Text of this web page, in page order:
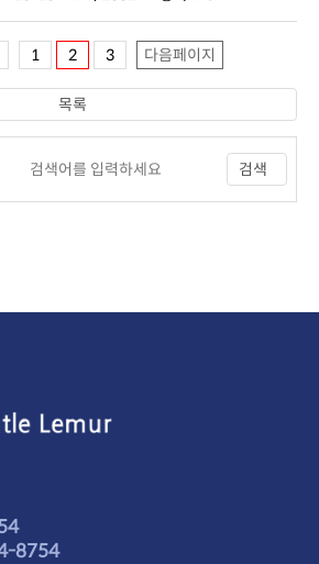
1 2 3 다음페이지
검색
목록
8754